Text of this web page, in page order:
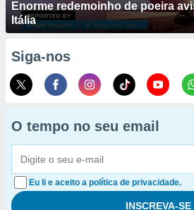
Enorme redemoinho de poeira
Itália
Siga-nos
O tempo no seu email
Eu li e aceito a política de privacidade.